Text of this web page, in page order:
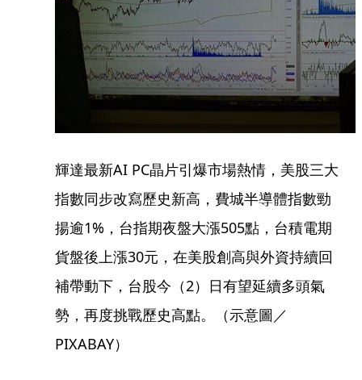
輝達最新AI PC晶片引爆市場熱情，美股三大
指數同步改寫歷史新高，費城半導體指數勁
揚逾1%，台指期夜盤大漲505點，台積電期
貨盤後上漲30元，在美股創高與外資持續回
補帶動下，台股今（2）日有望延續多頭氣
勢，再度挑戰歷史高點。（示意圖／
PIXABAY）